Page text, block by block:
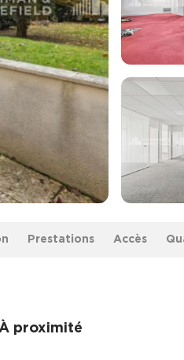
Prestations Accès
proximité